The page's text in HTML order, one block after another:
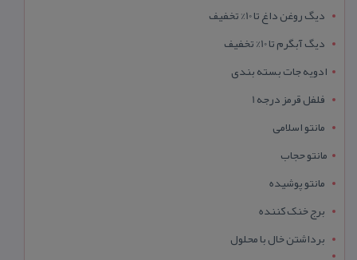
دیگ روغن داغ تا 10% تخفیف
دیگ آبگرم تا 10% تخفیف
ادویه جات بسته بندی
فلفل قرمز درجه 1
مانتو اسلامی
مانتو حجاب
مانتو پوشیده
برج خنک کننده
برداشتن خال با محلول